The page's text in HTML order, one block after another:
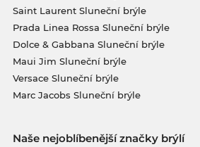
Saint Laurent Sluneční brýle
Prada Linea Rossa Sluneční brýle
Dolce & Gabbana Sluneční brýle
Maui Jim Sluneční brýle
Versace Sluneční brýle
Marc Jacobs Sluneční brýle
Naše nejoblíbenější značky brýlí